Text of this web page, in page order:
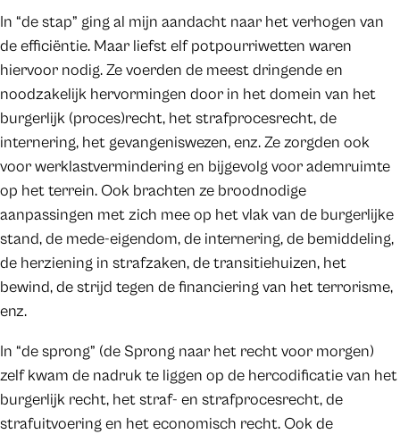
In “de stap” ging al mijn aandacht naar het verhogen van
de efficiëntie. Maar liefst elf potpourriwetten waren
hiervoor nodig. Ze voerden de meest dringende en
noodzakelijk hervormingen door in het domein van het
burgerlijk (proces)recht, het strafprocesrecht, de
internering, het gevangeniswezen, enz. Ze zorgden ook
voor werklastvermindering en bijgevolg voor ademruimte
op het terrein. Ook brachten ze broodnodige
aanpassingen met zich mee op het vlak van de burgerlijke
stand, de mede-eigendom, de internering, de bemiddeling,
de herziening in strafzaken, de transitiehuizen, het
bewind, de strijd tegen de financiering van het terrorisme,
enz.
In “de sprong” (de Sprong naar het recht voor morgen)
zelf kwam de nadruk te liggen op de hercodificatie van het
burgerlijk recht, het straf- en strafprocesrecht, de
strafuitvoering en het economisch recht. Ook de